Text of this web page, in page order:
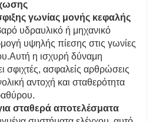
γωνίας μονής κεφαλής
υδραυλικό ή μηχανικό
υψηλής πίεσης στις γωνίες
η ισχυρή δύναμη
σφιχτές, ασφαλείς αρθρώσεις
αντοχή και σταθερότητα
σταθερά αποτελέσματα